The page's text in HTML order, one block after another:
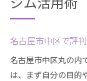
ジム活用術
名古屋市中区で評
名古屋市中区丸の内
は、まず自分の目的